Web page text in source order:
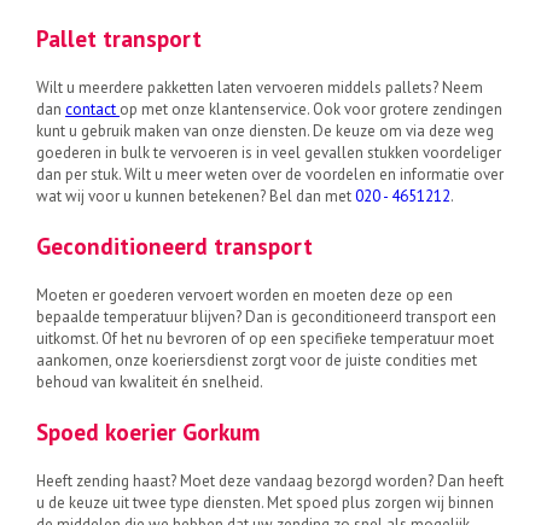
Pallet transport
Wilt u meerdere pakketten laten vervoeren middels pallets? Neem
dan contact op met onze klantenservice. Ook voor grotere zendingen
kunt u gebruik maken van onze diensten. De keuze om via deze weg
goederen in bulk te vervoeren is in veel gevallen stukken voordeliger
dan per stuk. Wilt u meer weten over de voordelen en informatie over
wat wij voor u kunnen betekenen? Bel dan met020 - 4651212.
Geconditioneerd transport
Moeten er goederen vervoert worden en moeten deze op een
bepaalde temperatuur blijven? Dan is geconditioneerd transport een
uitkomst. Of het nu bevroren of op een specifieke temperatuur moet
aankomen, onze koeriersdienst zorgt voor de juiste condities met
behoud van kwaliteit én snelheid.
Spoed koerier Gorkum
Heeft zending haast? Moet deze vandaag bezorgd worden? Dan heeft
u de keuze uit twee type diensten. Met spoed plus zorgen wij binnen